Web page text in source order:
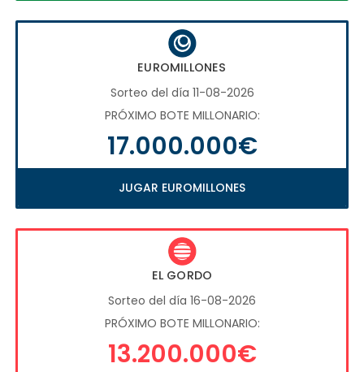
EUROMILLONES
Sorteo del día 11-08-2026
PRÓXIMO BOTE MILLONARIO:
17.000.000€
JUGAR EUROMILLONES
EL GORDO
Sorteo del día 16-08-2026
PRÓXIMO BOTE MILLONARIO:
13.200.000€